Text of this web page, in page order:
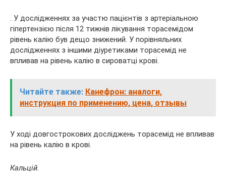
. У дослідженнях за участю пацієнтів з артеріальною
гіпертензією після 12 тижнів лікування торасемідом
рівень калію був дещо знижений. У порівняльних
дослідженнях з іншими діуретиками торасемід не
впливав на рівень калію в сироватці крові.
Читайте также: Канефрон: аналоги,
инструкция по применению, цена, отзывы
У ході довгострокових досліджень торасемід не впливав
на рівень калію в крові.
Кальцій.